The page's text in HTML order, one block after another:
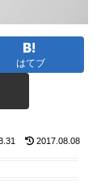
はてブ
2017.08.08